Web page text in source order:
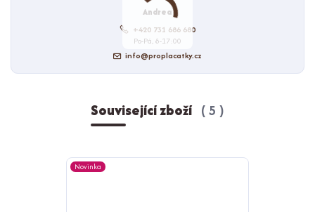
Andrea
+420 731 686 680
Po-Pá, 8-17:00
info@proplacatky.cz
Související zboží 5
Novinka